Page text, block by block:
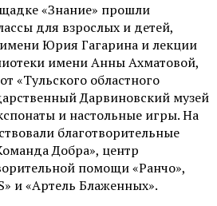
«Знание» прошли
для взрослых и детей,
Юрия Гагарина и лекции
имени Анны Ахматовой,
«Тульского областного
Дарвиновский музей
и настольные игры. На
благотворительные
Добра», центр
помощи «Ранчо»,
и «Артель Блаженных».